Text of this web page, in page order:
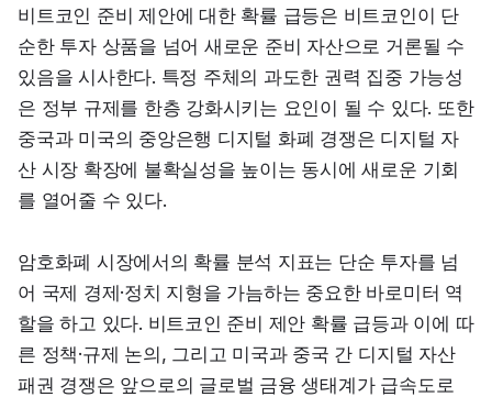
비트코인 준비 제안에 대한 확률 급등은 비트코인이 단
순한 투자 상품을 넘어 새로운 준비 자산으로 거론될 수
있음을 시사한다. 특정 주체의 과도한 권력 집중 가능성
은 정부 규제를 한층 강화시키는 요인이 될 수 있다. 또한
중국과 미국의 중앙은행 디지털 화폐 경쟁은 디지털 자
산 시장 확장에 불확실성을 높이는 동시에 새로운 기회
를 열어줄 수 있다.
암호화폐 시장에서의 확률 분석 지표는 단순 투자를 넘
어 국제 경제·정치 지형을 가늠하는 중요한 바로미터 역
할을 하고 있다. 비트코인 준비 제안 확률 급등과 이에 따
른 정책·규제 논의, 그리고 미국과 중국 간 디지털 자산
패권 경쟁은 앞으로의 글로벌 금융 생태계가 급속도로